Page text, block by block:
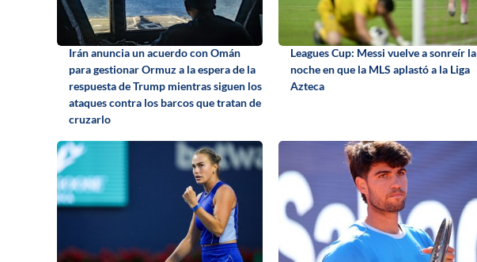
Irán anuncia un acuerdo con Omán
para gestionar Ormuz a la espera de la
respuesta de Trump mientras siguen los
ataques contra los barcos que tratan de
cruzarlo
Leagues Cup: Messi vuelve a sonreír la
noche en que la MLS aplastó a la Liga
Azteca